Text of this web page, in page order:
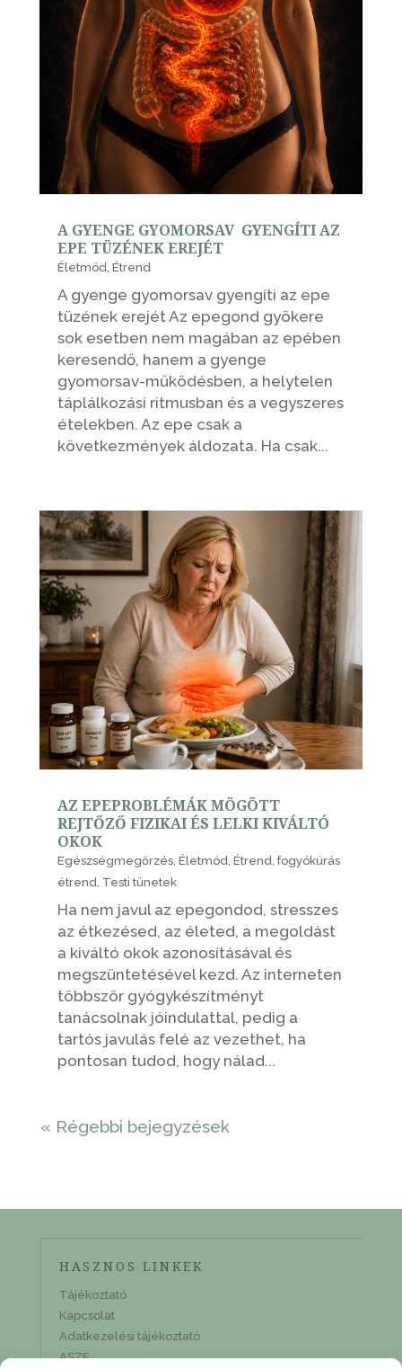
A GYENGE GYOMORSAV GYENGÍTI AZ
EPE TÜZÉNEK EREJÉT
Életmód, Étrend
A gyenge gyomorsav gyengíti az epe
tüzének erejét Az epegond gyökere
sok esetben nem magában az epében
keresendő, hanem a gyenge
gyomorsav-működésben, a helytelen
táplálkozási ritmusban és a vegyszeres
ételekben. Az epe csak a
következmények áldozata. Ha csak...
AZ EPEPROBLÉMÁK MÖGÖTT
REJTŐZŐ FIZIKAI ÉS LELKI KIVÁLTÓ
OKOK
Egészségmegőrzés, Életmód Étrend fogyókúrás
étrend Testi tünetek
Ha nem javul az epegondod, stresszes
az étkezésed, az életed, a megoldást
a kiváltó okok azonosításával és
megszüntetésével kezd. Az interneten
többször gyógykészítményt
tanácsolnak jóindulattal, pedig a
tartós javulás felé az vezethet, ha
pontosan tudod, hogy nálad...
« Régebbi bejegyzések
HASZNOS LINKEK
Tájékoztató
Kapcsolat
Adatkezelési tájékoztató
ASZF